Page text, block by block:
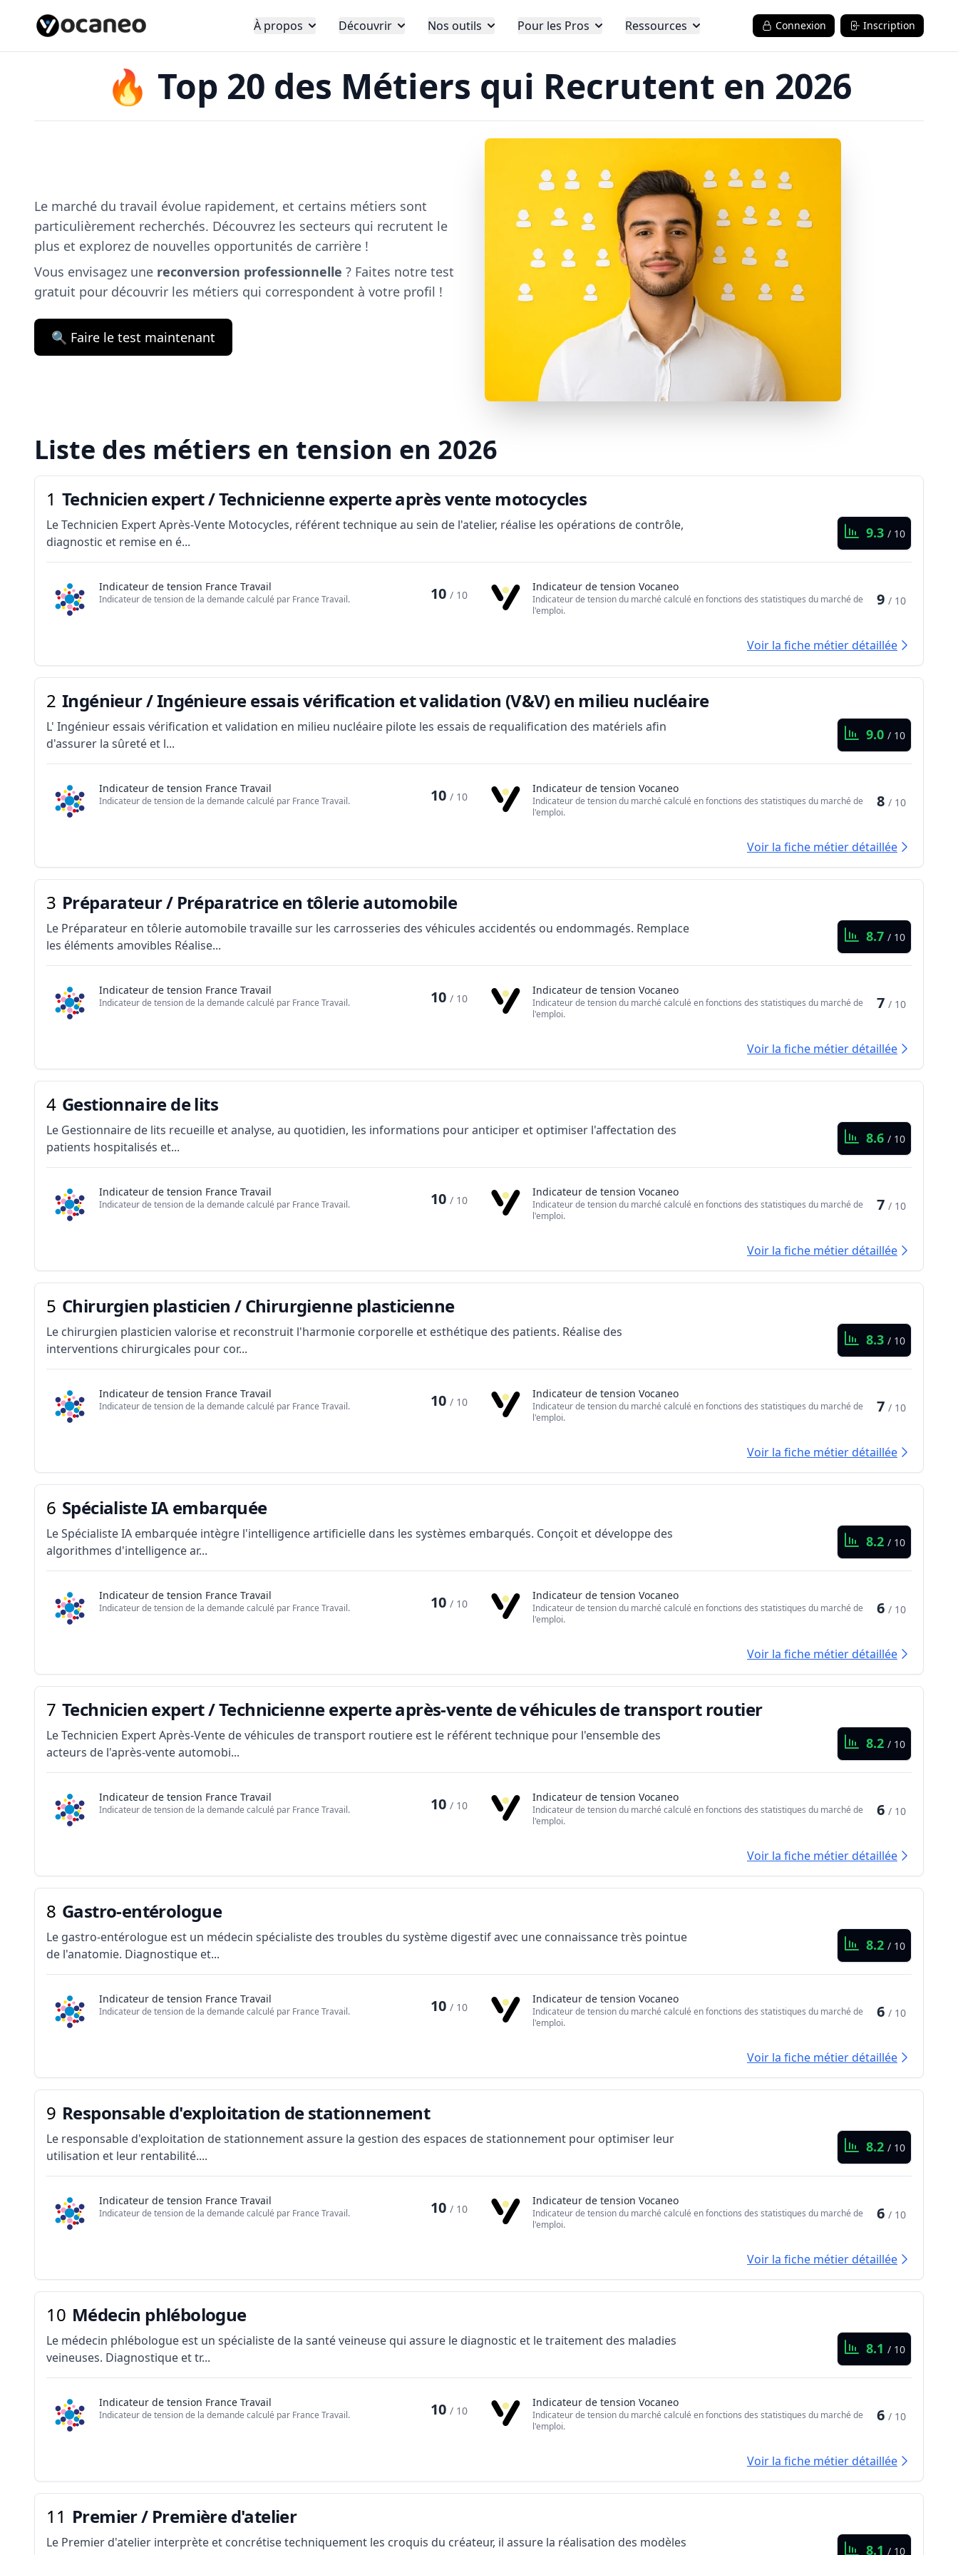
À propos Découvrir Nos outils Pour les Pros Ressources Connexion Inscription
🔥 Top 20 des Métiers qui Recrutent en 2026
Le marché du travail évolue rapidement, et certains métiers sont
particulièrement recherchés. Découvrez les secteurs qui recrutent le
plus et explorez de nouvelles opportunités de carrière !
Vous envisagez une reconversion professionnelle ? Faites notre test
gratuit pour découvrir les métiers qui correspondent à votre profil !
🔍 Faire le test maintenant
Liste des métiers en tension en 2026
1 Technicien expert / Technicienne experte après vente motocycles
Le Technicien Expert Après-Vente Motocycles, référent technique au sein de l'atelier, réalise les opérations de contrôle,
diagnostic et remise en é...
9.3 / 10
Indicateur de tension France Travail
Indicateur de tension de la demande calculé par France Travail. 10 / 10
Indicateur de tension Vocaneo
Indicateur de tension du marché calculé en fonctions des statistiques du marché de
l'emploi.
9 / 10
Voir la fiche métier détaillée
2 Ingénieur / Ingénieure essais vérification et validation (V&V) en milieu nucléaire
L' Ingénieur essais vérification et validation en milieu nucléaire pilote les essais de requalification des matériels afin
d'assurer la sûreté et l...
9.0 / 10
Indicateur de tension France Travail
Indicateur de tension de la demande calculé par France Travail. 10 / 10
Indicateur de tension Vocaneo
Indicateur de tension du marché calculé en fonctions des statistiques du marché de
l'emploi.
8 / 10
Voir la fiche métier détaillée
3 Préparateur / Préparatrice en tôlerie automobile
Le Préparateur en tôlerie automobile travaille sur les carrosseries des véhicules accidentés ou endommagés. Remplace
les éléments amovibles Réalise...
8.7 / 10
Indicateur de tension France Travail
Indicateur de tension de la demande calculé par France Travail. 10 / 10
Indicateur de tension Vocaneo
Indicateur de tension du marché calculé en fonctions des statistiques du marché de
l'emploi.
7 / 10
Voir la fiche métier détaillée
4 Gestionnaire de lits
Le Gestionnaire de lits recueille et analyse, au quotidien, les informations pour anticiper et optimiser l'affectation des
patients hospitalisés et...
8.6 / 10
Indicateur de tension France Travail
Indicateur de tension de la demande calculé par France Travail. 10 / 10
Indicateur de tension Vocaneo
Indicateur de tension du marché calculé en fonctions des statistiques du marché de
l'emploi.
7 / 10
Voir la fiche métier détaillée
5 Chirurgien plasticien / Chirurgienne plasticienne
Le chirurgien plasticien valorise et reconstruit l'harmonie corporelle et esthétique des patients. Réalise des
interventions chirurgicales pour cor...
8.3 / 10
Indicateur de tension France Travail
Indicateur de tension de la demande calculé par France Travail. 10 / 10
Indicateur de tension Vocaneo
Indicateur de tension du marché calculé en fonctions des statistiques du marché de
l'emploi.
7 / 10
Voir la fiche métier détaillée
6 Spécialiste IA embarquée
Le Spécialiste IA embarquée intègre l'intelligence artificielle dans les systèmes embarqués. Conçoit et développe des
algorithmes d'intelligence ar...
8.2 / 10
Indicateur de tension France Travail
Indicateur de tension de la demande calculé par France Travail. 10 / 10
Indicateur de tension Vocaneo
Indicateur de tension du marché calculé en fonctions des statistiques du marché de
l'emploi.
6 / 10
Voir la fiche métier détaillée
7 Technicien expert / Technicienne experte après-vente de véhicules de transport routier
Le Technicien Expert Après-Vente de véhicules de transport routiere est le référent technique pour l'ensemble des
acteurs de l'après-vente automobi...
8.2 / 10
Indicateur de tension France Travail
Indicateur de tension de la demande calculé par France Travail. 10 / 10
Indicateur de tension Vocaneo
Indicateur de tension du marché calculé en fonctions des statistiques du marché de
l'emploi.
6 / 10
Voir la fiche métier détaillée
8 Gastro-entérologue
Le gastro-entérologue est un médecin spécialiste des troubles du système digestif avec une connaissance très pointue
de l'anatomie. Diagnostique et...
8.2 / 10
Indicateur de tension France Travail
Indicateur de tension de la demande calculé par France Travail. 10 / 10
Indicateur de tension Vocaneo
Indicateur de tension du marché calculé en fonctions des statistiques du marché de
l'emploi.
6 / 10
Voir la fiche métier détaillée
9 Responsable d'exploitation de stationnement
Le responsable d'exploitation de stationnement assure la gestion des espaces de stationnement pour optimiser leur
utilisation et leur rentabilité....
8.2 / 10
Indicateur de tension France Travail
Indicateur de tension de la demande calculé par France Travail. 10 / 10
Indicateur de tension Vocaneo
Indicateur de tension du marché calculé en fonctions des statistiques du marché de
l'emploi.
6 / 10
Voir la fiche métier détaillée
10 Médecin phlébologue
Le médecin phlébologue est un spécialiste de la santé veineuse qui assure le diagnostic et le traitement des maladies
veineuses. Diagnostique et tr...
8.1 / 10
Indicateur de tension France Travail
Indicateur de tension de la demande calculé par France Travail. 10 / 10
Indicateur de tension Vocaneo
Indicateur de tension du marché calculé en fonctions des statistiques du marché de
l'emploi.
6 / 10
Voir la fiche métier détaillée
11 Premier / Première d'atelier
Le Premier d'atelier interprète et concrétise techniquement les croquis du créateur, il assure la réalisation des modèles
8.1 / 10